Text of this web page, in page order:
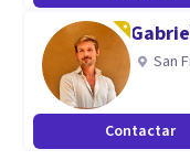
San
Contactar